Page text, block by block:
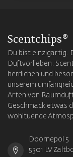
Scentchips®
Du bist einzigartig.
Duftvorlieben.
herrlichen und
unserem
Arten von
Geschmack etwas
wohltuende
Doornepol 5
5301 LV